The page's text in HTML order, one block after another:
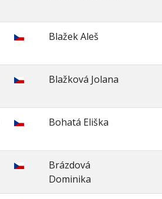
Blažek Aleš
Blažková Jolana
Bohatá Eliška
Brázdová
Dominika